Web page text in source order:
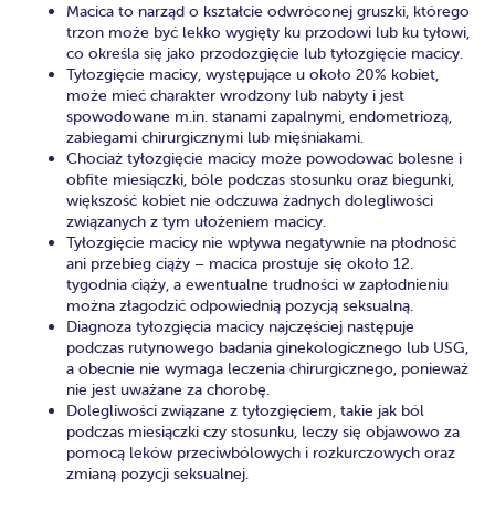
Macica to narząd o kształcie odwróconej gruszki, którego
trzon może być lekko wygięty ku przodowi lub ku tyłowi,
co określa się jako przodozgięcie lub tyłozgięcie macicy.
Tyłozgięcie macicy, występujące u około 20% kobiet,
może mieć charakter wrodzony lub nabyty i jest
spowodowane m.in. stanami zapalnymi, endometriozą,
zabiegami chirurgicznymi lub mięśniakami.
Chociaż tyłozgięcie macicy może powodować bolesne i
obfite miesiączki, bóle podczas stosunku oraz biegunki,
większość kobiet nie odczuwa żadnych dolegliwości
związanych z tym ułożeniem macicy.
Tyłozgięcie macicy nie wpływa negatywnie na płodność
ani przebieg ciąży – macica prostuje się około 12.
tygodnia ciąży, a ewentualne trudności w zapłodnieniu
można złagodzić odpowiednią pozycją seksualną.
Diagnoza tyłozgięcia macicy najczęściej następuje
podczas rutynowego badania ginekologicznego lub USG,
a obecnie nie wymaga leczenia chirurgicznego, ponieważ
nie jest uważane za chorobę.
Dolegliwości związane z tyłozgięciem, takie jak ból
podczas miesiączki czy stosunku, leczy się objawowo za
pomocą leków przeciwbólowych i rozkurczowych oraz
zmianą pozycji seksualnej.